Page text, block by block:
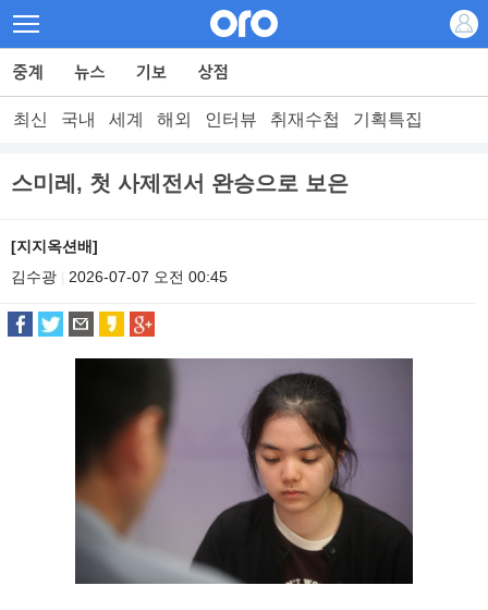
최신 국내 세계 해외 인터뷰 취재수첩 기획특집
스미레, 첫 사제전서 완승으로 보은
[지지옥션배]
김수광
2026-07-07 오전 00:45